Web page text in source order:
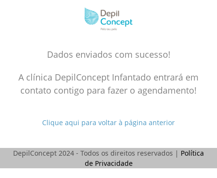
Dados enviados com sucesso!
A clínica DepilConcept Infantado entrará em
contato contigo para fazer o agendamento!
Clique aqui para voltar à página anterior
DepilConcept 2024 - Todos os direitos reservados | Política
de Privacidade